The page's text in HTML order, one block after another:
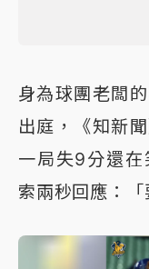
身為球團老闆
出庭，《知新
一局失9分還在
索兩秒回應：「